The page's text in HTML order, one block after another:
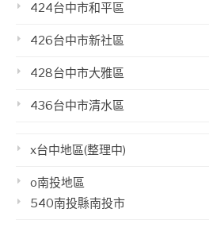
424台中市和平區
426台中市新社區
428台中市大雅區
436台中市清水區
x台中地區(整理中)
o南投地區
540南投縣南投市